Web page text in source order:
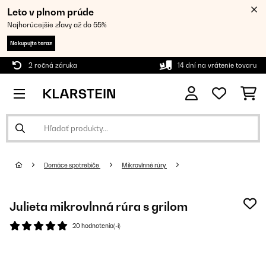
Leto v plnom prúde
Najhorúcejšie zľavy až do 55%
Nakupujte teraz
2 ročná záruka 14 dní na vrátenie tovaru
Domáce spotrebiče Mikrovlnné rúry
Julieta mikrovlnná rúra s grilom
20 hodnotenia(-í)